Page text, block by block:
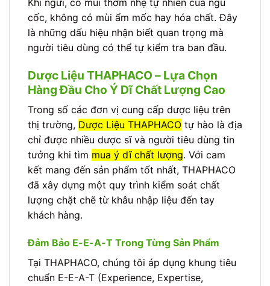
Khi ngửi, có mùi thơm nhẹ tự nhiên của ngũ
cốc, không có mùi ẩm mốc hay hóa chất. Đây
là những dấu hiệu nhận biết quan trọng mà
người tiêu dùng có thể tự kiểm tra ban đầu.
Dược Liệu THAPHACO – Lựa Chọn
Hàng Đầu Cho Ý Dĩ Chất Lượng Cao
Trong số các đơn vị cung cấp dược liệu trên
thị trường, Dược Liệu THAPHACO tự hào là địa
chỉ được nhiều dược sĩ và người tiêu dùng tin
tưởng khi tìm mua ý dĩ chất lượng. Với cam
kết mang đến sản phẩm tốt nhất, THAPHACO
đã xây dựng một quy trình kiểm soát chất
lượng chặt chẽ từ khâu nhập liệu đến tay
khách hàng.
Đảm Bảo E-E-A-T Trong Từng Sản Phẩm
Tại THAPHACO, chúng tôi áp dụng khung tiêu
chuẩn E-E-A-T (Experience, Expertise,